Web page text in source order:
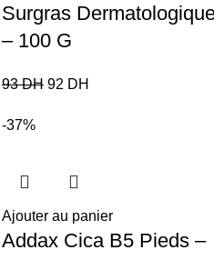
Surgras
– 100 G
93DH 92 DH
-37%
Ajouter au panier
Addax Cica B5 Pieds –